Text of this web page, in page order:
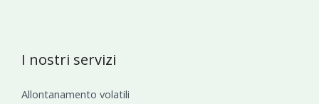
I nostri servizi
Allontanamento volatili